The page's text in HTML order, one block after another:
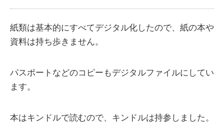
紙類は基本的にすべてデジタル化したので、紙の本や
資料は持ち歩きません。
パスポートなどのコピーもデジタルファイルにしてい
ます。
本はキンドルで読むので、キンドルは持参しました。